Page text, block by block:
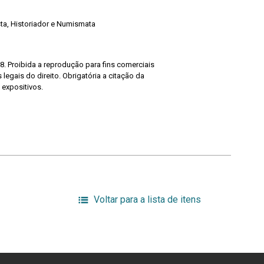
Historiador e Numismata
Proibida a reprodução para fins comerciais
do direito. Obrigatória a citação da
Voltar para a lista de itens